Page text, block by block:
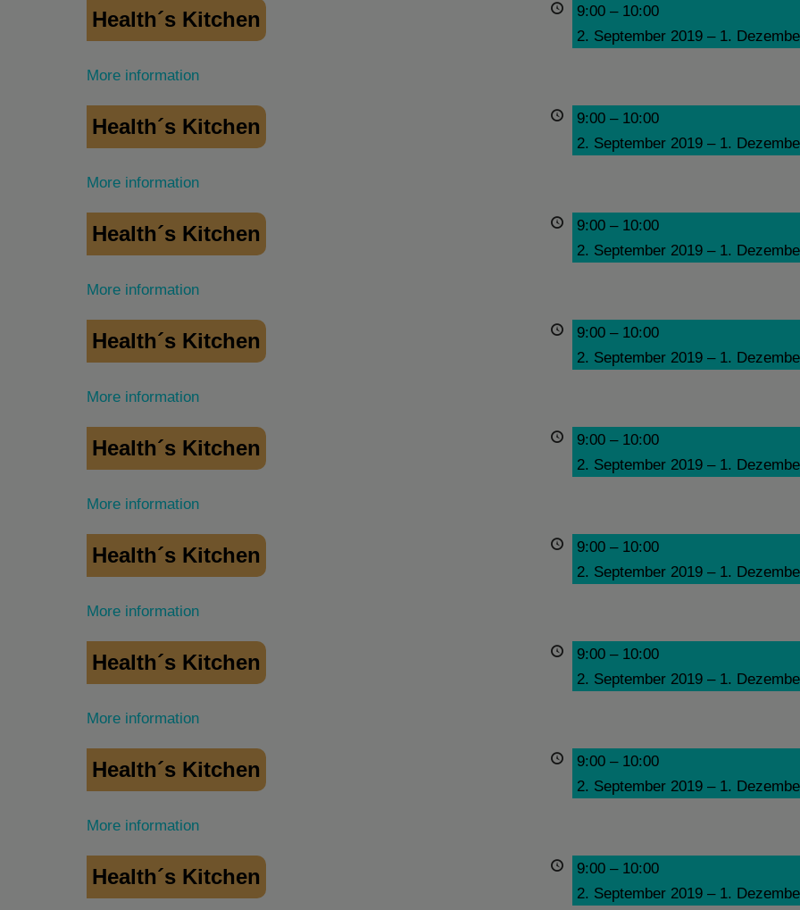
Health´s Kitchen 9:00 – 10:00
2. September 2019 – 1.
More information
Health´s Kitchen 9:00 – 10:00
2. September 2019 – 1.
More information
Health´s Kitchen 9:00 – 10:00
2. September 2019 – 1.
More information
Health´s Kitchen 9:00 – 10:00
2. September 2019 – 1.
More information
Health´s Kitchen 9:00 – 10:00
2. September 2019 – 1.
More information
Health´s Kitchen 9:00 – 10:00
2. September 2019 – 1.
More information
Health´s Kitchen 9:00 – 10:00
2. September 2019 – 1.
More information
Health´s Kitchen 9:00 – 10:00
2. September 2019 – 1.
More information
Health´s Kitchen 9:00 – 10:00
2. September 2019 – 1.